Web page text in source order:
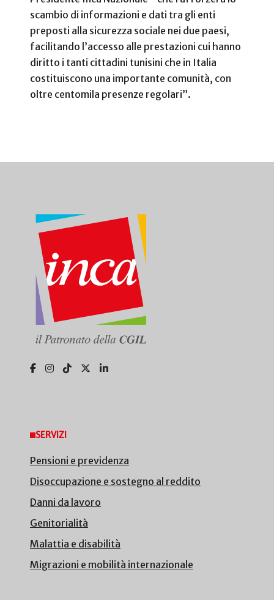
scambio di informazioni e dati tra gli enti
preposti alla sicurezza sociale nei due paesi,
facilitando l’accesso alle prestazioni cui hanno
diritto i tanti cittadini tunisini che in Italia
costituiscono una importante comunità, con
oltre centomila presenze regolari”.
SERVIZI
Pensioni e previdenza
Disoccupazione e sostegno al reddito
Danni da lavoro
Genitorialità
Malattia e disabilità
Migrazioni e mobilità internazionale